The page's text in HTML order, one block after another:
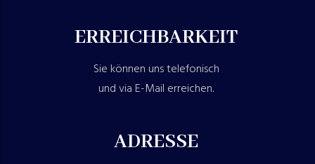
ERREICHBARKEIT
Sie können uns telefonisch
und via E-Mail erreichen.
ADRESSE